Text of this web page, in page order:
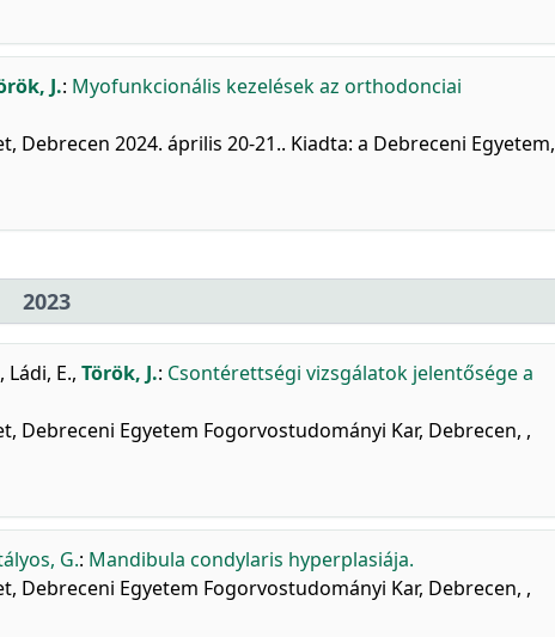
J.: Myofunkcionális kezelések az orthodonciai
Debrecen 2024. április 20-21.. Kiadta: a Debreceni Egyetem,
2023
, Ládi, E., Török, J.: Csontérettségi vizsgálatok jelentősége a
Debreceni Egyetem Fogorvostudományi Kar, Debrecen, ,
G.: Mandibula condylaris hyperplasiája.
Debreceni Egyetem Fogorvostudományi Kar, Debrecen, ,